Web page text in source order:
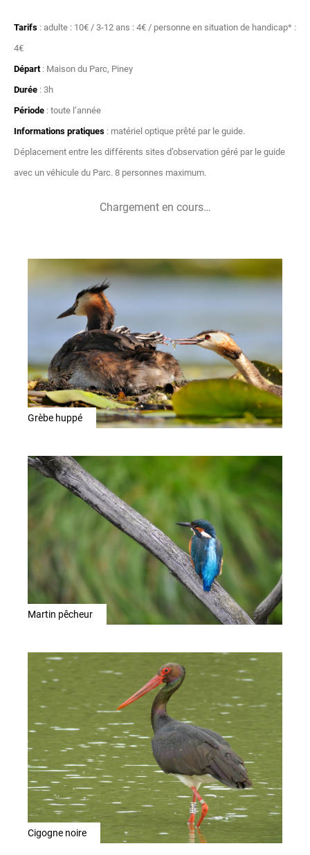
Tarifs : adulte : 10€ / 3-12 ans : 4€ / personne en situation de handicap* :
4€
Départ : Maison du Parc, Piney
Durée : 3h
Période : toute l’année
Informations pratiques : matériel optique prêté par le guide.
Déplacement entre les différents sites d’observation géré par le guide
avec un véhicule du Parc. 8 personnes maximum.
Chargement en cours…
Grèbe huppé
Martin pêcheur
Cigogne noire